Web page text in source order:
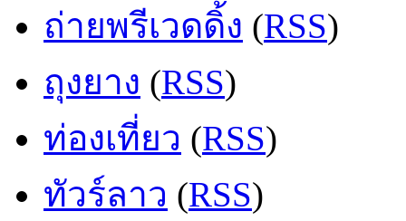
ถ่ายพรีเวดดิ้ง (RSS)
ถุงยาง (RSS)
ท่องเที่ยว (RSS)
ทัวร์ลาว (RSS)